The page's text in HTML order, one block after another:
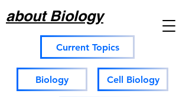
about Biology
Current Topics
Biology Cell Biology